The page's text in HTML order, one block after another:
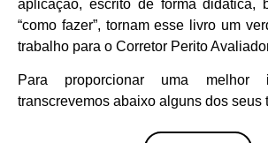
aplicação, escrito de forma didática,
“como fazer”, tornam esse livro um
trabalho para o Corretor Perito
Para proporcionar uma
transcrevemos abaixo alguns dos seus